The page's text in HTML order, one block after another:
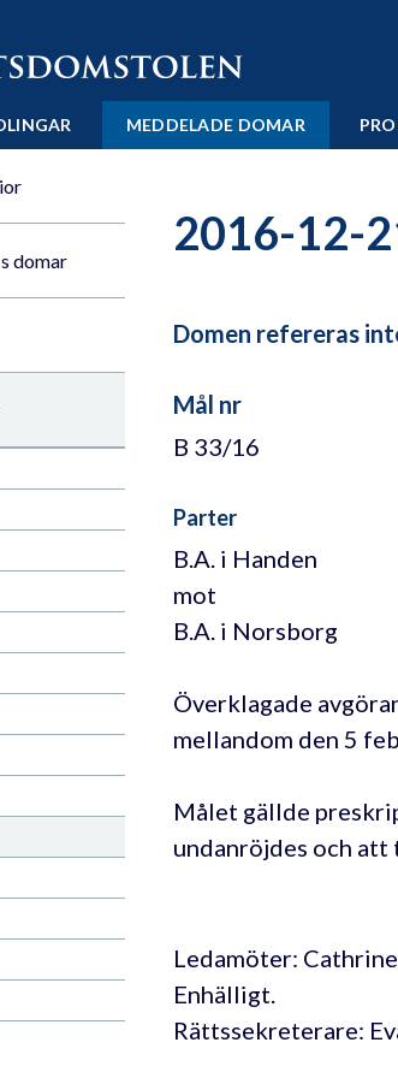
MEDDELADE DOMAR
domar
2016-12-
Domen refereras
Mål nr
B 33/16
Parter
B.A. i Handen
mot
B.A. i Norsborg
Överklagade
mellandom den 5
Målet gällde
undanröjdes och att
Ledamöter:
Enhälligt.
Rättssekreterare: